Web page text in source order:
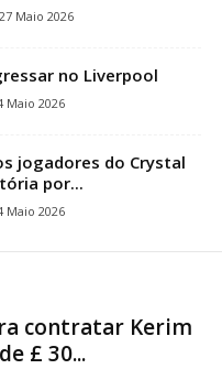
27 Maio 2026
no Liverpool
Maio 2026
jogadores do Crystal
por...
Maio 2026
contratar Kerim
£ 30...